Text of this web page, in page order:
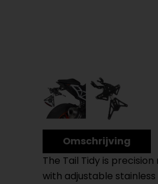
Omschrijving
The Tail Tidy is
with adjustable